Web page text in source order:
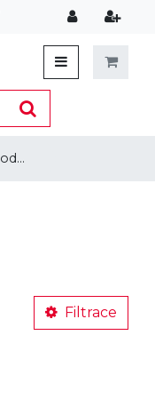
Rozvody chemie
Filtrace